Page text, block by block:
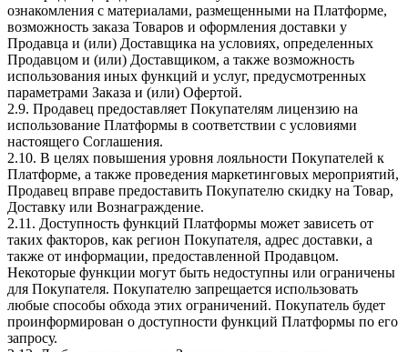
ознакомления с материалами, размещенными на Платформе,
возможность заказа Товаров и оформления доставки у
Продавца и (или) Доставщика на условиях, определенных
Продавцом и (или) Доставщиком, а также возможность
использования иных функций и услуг, предусмотренных
параметрами Заказа и (или) Офертой.
2.9. Продавец предоставляет Покупателям лицензию на
использование Платформы в соответствии с условиями
настоящего Соглашения.
2.10. В целях повышения уровня лояльности Покупателей к
Платформе, а также проведения маркетинговых мероприятий,
Продавец вправе предоставить Покупателю скидку на Товар,
Доставку или Вознаграждение.
2.11. Доступность функций Платформы может зависеть от
таких факторов, как регион Покупателя, адрес доставки, а
также от информации, предоставленной Продавцом.
Некоторые функции могут быть недоступны или ограничены
для Покупателя. Покупателю запрещается использовать
любые способы обхода этих ограничений. Покупатель будет
проинформирован о доступности функций Платформы по его
запросу.